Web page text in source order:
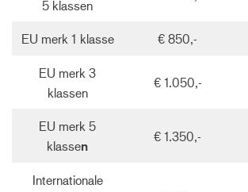
5 klassen
EU merk 1 klasse € 850,-
EU merk 3
klassen
€ 1.050,-
EU merk 5
klassen
€ 1.350,-
Internationale